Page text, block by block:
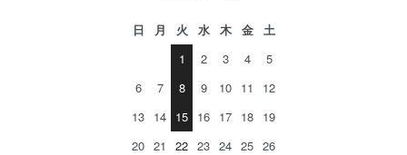
日 月 火 水 木 金
土
1
2 3 4
5
6
7 8 9 10 11
12
13 14 15 16 17 18 19
20 21 22 23 24 25 26